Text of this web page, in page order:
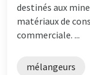
destinés aux
matériaux de
commerciale. ...
mélangeurs